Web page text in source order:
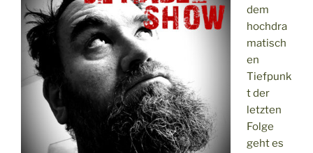
dem
hochdra
matisch
en
Tiefpunk
t der
letzten
Folge
geht es